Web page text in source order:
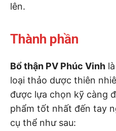
lên.
Thành phần
Bổ thận PV Phúc Vinh
loại thảo dược thiên
được lựa chọn kỹ càng
phẩm tốt nhất đến tay
cụ thể như sau: